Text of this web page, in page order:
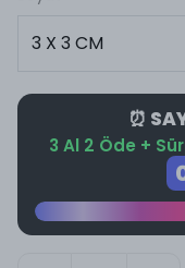
⏰
3 Al 2 Öde +